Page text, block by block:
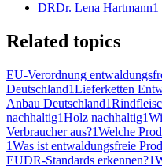
DRDr. Lena Hartmann1
Related topics
EU-Verordnung
Deutschland1Lieferketten
Anbau Deutschland1
nachhaltig1Holz nachhaltig1
Verbraucher aus?1Welche
1Was ist entwaldungsfreie
EUDR-Standards erkennen?1